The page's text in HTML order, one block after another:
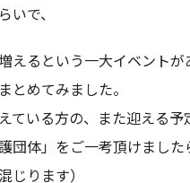
いで、
えるという一大イベント
とめてみました。
ている方の、また迎える
団体」をご一考頂けました
じります）